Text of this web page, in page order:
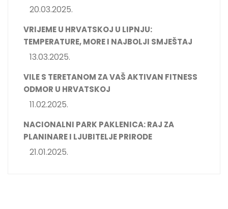
20.03.2025.
VRIJEME U HRVATSKOJ U LIPNJU:
TEMPERATURE, MORE I NAJBOLJI SMJEŠTAJ
13.03.2025.
VILE S TERETANOM ZA VAŠ AKTIVAN FITNESS
ODMOR U HRVATSKOJ
11.02.2025.
NACIONALNI PARK PAKLENICA: RAJ ZA
PLANINARE I LJUBITELJE PRIRODE
21.01.2025.